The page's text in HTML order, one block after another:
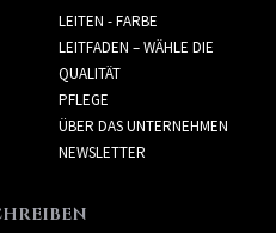
LEITEN - FARBE
LEITFADEN – WÄHLE DIE
QUALITÄT
PFLEGE
ÜBER DAS UNTERNEHMEN
NEWSLETTER